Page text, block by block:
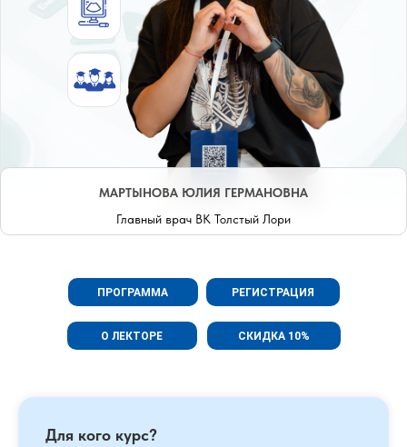
МАРТЫНОВА ЮЛИЯ ГЕРМАНОВНА
Главный врач ВК Толстый Лори
ПРОГРАММА
О ЛЕКТОРЕ СКИДКА 10%
РЕГИСТРАЦИЯ
Для кого курс?